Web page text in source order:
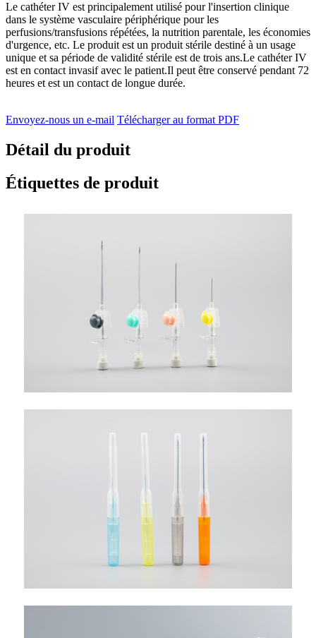
Le cathéter IV est principalement utilisé pour l'insertion clinique
dans le système vasculaire périphérique pour les
perfusions/transfusions répétées, la nutrition parentale, les économies
d'urgence, etc. Le produit est un produit stérile destiné à un usage
unique et sa période de validité stérile est de trois ans.Le cathéter IV
est en contact invasif avec le patient.Il peut être conservé pendant 72
heures et est un contact de longue durée.
Envoyez-nous un e-mail Télécharger au format PDF
Détail du produit
Étiquettes de produit